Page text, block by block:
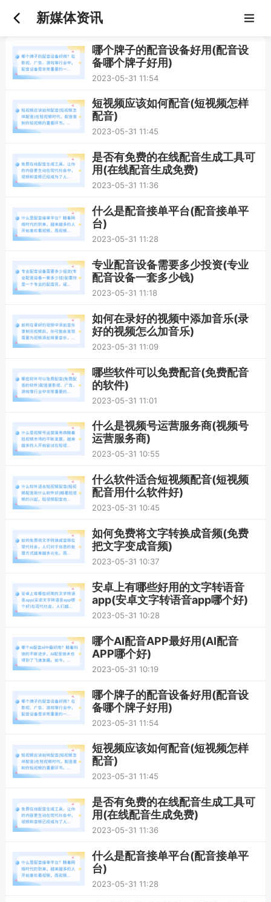
新媒体资讯
哪个牌子的配音设备好用(配音设
备哪个牌子好用)
2023-05-31 11:54
短视频应该如何配音(短视频怎样
配音)
2023-05-31 11:45
是否有免费的在线配音生成工具可
用(在线配音生成免费)
2023-05-31 11:36
什么是配音接单平台(配音接单平
台)
2023-05-31 11:28
专业配音设备需要多少投资(专业
配音设备一套多少钱)
2023-05-31 11:18
如何在录好的视频中添加音乐(录
好的视频怎么加音乐)
2023-05-31 11:09
哪些软件可以免费配音(免费配音
的软件)
2023-05-31 11:01
什么是视频号运营服务商(视频号
运营服务商)
2023-05-31 10:55
什么软件适合短视频配音(短视频
配音用什么软件好)
2023-05-31 10:45
如何免费将文字转换成音频(免费
把文字变成音频)
2023-05-31 10:37
安卓上有哪些好用的文字转语音
app(安卓文字转语音app哪个好)
2023-05-31 10:28
哪个AI配音APP最好用(AI配音
APP哪个好)
2023-05-31 10:19
哪个牌子的配音设备好用(配音设
备哪个牌子好用)
2023-05-31 11:54
短视频应该如何配音(短视频怎样
配音)
2023-05-31 11:45
是否有免费的在线配音生成工具可
用(在线配音生成免费)
2023-05-31 11:36
什么是配音接单平台(配音接单平
台)
2023-05-31 11:28